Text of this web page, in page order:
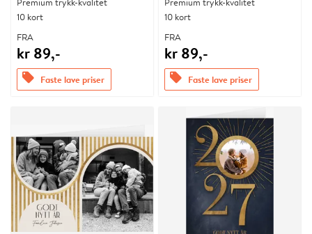
10 kort
FRA
kr 89,-
offers Faste lave priser
10 kort
FRA
kr 89,-
offers Faste lave priser